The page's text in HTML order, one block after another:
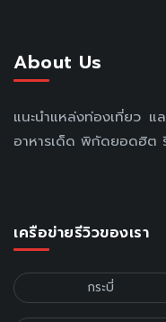
About Us
แนะนำแหล่งท่องเที่ยว
อาหารเด็ด พิกัดยอดฮิต
เครือข่ายรีวิวของเรา
กระบี่